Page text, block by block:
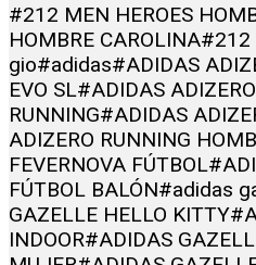
#212 MEN HEROES
HOMBRE CAROLINA#212
gio#adidas#ADIDAS
EVO SL#ADIDAS
RUNNING#ADIDAS
ADIZERO RUNNING
FEVERNOVA FÚTBOL
FÚTBOL BALÓN#adidas
GAZELLE HELLO KITTY
INDOOR#ADIDAS